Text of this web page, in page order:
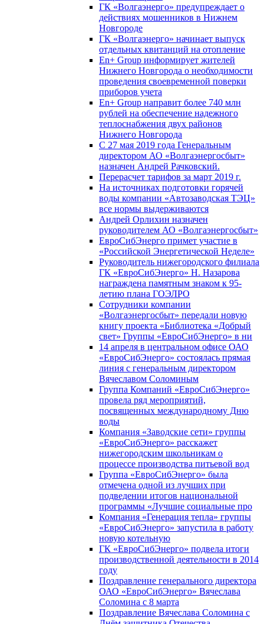
ГК «Волгаэнерго» предупреждает о
действиях мошенников в Нижнем
Новгороде
ГК «Волгаэнерго» начинает выпуск
отдельных квитанций на отопление
En+ Group информирует жителей
Нижнего Новгорода о необходимости
проведения своевременной поверки
приборов учета
En+ Group направит более 740 млн
рублей на обеспечение надежного
теплоснабжения двух районов
Нижнего Новгорода
С 27 мая 2019 года Генеральным
директором АО «Волгаэнергосбыт»
назначен Андрей Рачковский.
Перерасчет тарифов за март 2019 г.
На источниках подготовки горячей
воды компании «Автозаводская ТЭЦ»
все нормы выдерживаются
Андрей Орлихин назначен
руководителем АО «Волгаэнергосбыт»
ЕвроСибЭнерго примет участие в
«Российской Энергетической Неделе»
Руководитель нижегородского филиала
ГК «ЕвроСибЭнерго» Н. Назарова
награждена памятным знаком к 95-
летию плана ГОЭЛРО
Сотрудники компании
«Волгаэнергосбыт» передали новую
книгу проекта «Библиотека «Добрый
свет» Группы «ЕвроСибЭнерго» в ни
14 апреля в центральном офисе ОАО
«ЕвроСибЭнерго» состоялась прямая
линия с генеральным директором
Вячеславом Соломиным
Группа Компаний «ЕвроСибЭнерго»
провела ряд мероприятий,
посвященных международному Дню
воды
Компания «Заводские сети» группы
«ЕвроСибЭнерго» расскажет
нижегородским школьникам о
процессе производства питьевой вод
Группа «ЕвроСибЭнерго» была
отмечена одной из лучших при
подведении итогов национальной
программы «Лучшие социальные про
Компания «Генерация тепла» группы
«ЕвроСибЭнерго» запустила в работу
новую котельную
ГК «ЕвроСибЭнерго» подвела итоги
производственной деятельности в 2014
году
Поздравление генерального директора
ОАО «ЕвроСибЭнерго» Вячеслава
Соломина с 8 марта
Поздравление Вячеслава Соломина с